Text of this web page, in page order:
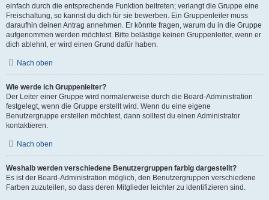
einfach durch die entsprechende Funktion beitreten; verlangt die Gruppe eine
Freischaltung, so kannst du dich für sie bewerben. Ein Gruppenleiter muss
daraufhin deinen Antrag annehmen. Er könnte fragen, warum du in die Gruppe
aufgenommen werden möchtest. Bitte belästige keinen Gruppenleiter, wenn er
dich ablehnt, er wird einen Grund dafür haben.
Nach oben
Wie werde ich Gruppenleiter?
Der Leiter einer Gruppe wird normalerweise durch die Board-Administration
festgelegt, wenn die Gruppe erstellt wird. Wenn du eine eigene
Benutzergruppe erstellen möchtest, dann solltest du einen Administrator
kontaktieren.
Nach oben
Weshalb werden verschiedene Benutzergruppen farbig dargestellt?
Es ist der Board-Administration möglich, den Benutzergruppen verschiedene
Farben zuzuteilen, so dass deren Mitglieder leichter zu identifizieren sind.